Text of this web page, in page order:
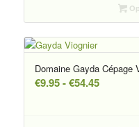
€39.00
Domaine Gayda Cépage
€9.95 - €54.45